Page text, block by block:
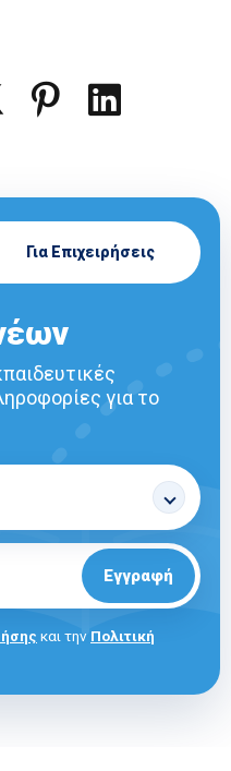
Για Επιχειρήσεις
για το
Εγγραφή
και την Πολιτική